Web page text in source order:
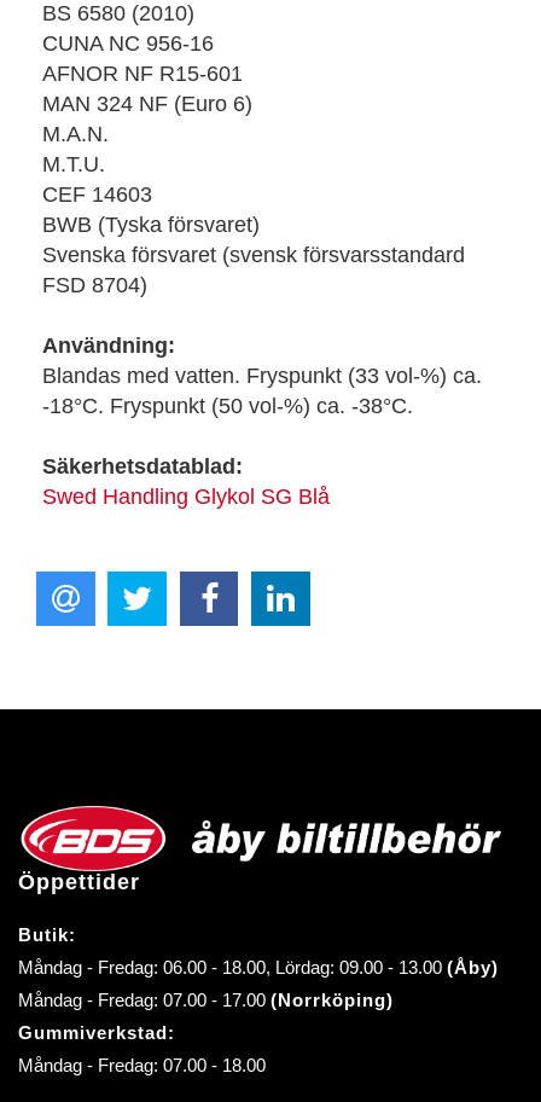
BS 6580 (2010)
CUNA NC 956-16
AFNOR NF R15-601
MAN 324 NF (Euro 6)
M.A.N.
M.T.U.
CEF 14603
BWB (Tyska försvaret)
Svenska försvaret (svensk försvarsstandard
FSD 8704)
Användning:
Blandas med vatten. Fryspunkt (33 vol-%) ca.
-18°C. Fryspunkt (50 vol-%) ca. -38°C.
Säkerhetsdatablad:
Swed Handling Glykol SG Blå
Öppettider
Butik:
Måndag - Fredag: 06.00 - 18.00, Lördag: 09.00 - 13.00 (Åby)
Måndag - Fredag: 07.00 - 17.00 (Norrköping)
Gummiverkstad:
Måndag - Fredag: 07.00 - 18.00